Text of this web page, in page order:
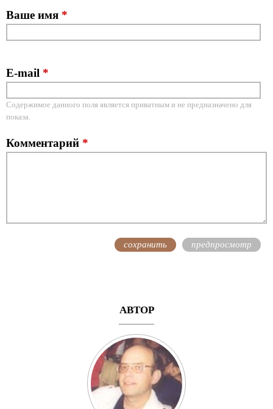
Ваше имя *
E-mail *
Содержимое данного поля является приватным и не предназначено для
показа.
Комментарий *
АВТОР